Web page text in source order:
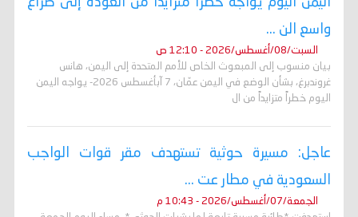
واسع الن ...
السبت/08/أغسطس/2026 - 12:10 ص
بيان منسوب إلى المبعوث الخاص للأمم المتحدة إلى اليمن، هانس
غروندبرغ، بشأن الوضع في اليمن عمّان، 7 آبأغسطس 2026- يواجه اليمن
اليوم خطراً متزايداً من ال
عاجل: مسيرة حوثية تستهدف مقر قوات الواجب
السعودية في مطار عت ...
الجمعة/07/أغسطس/2026 - 10:43 م